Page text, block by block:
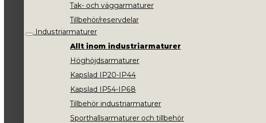
Tak- och väggarmaturer
Tillbehör/reservdelar
Industriarmaturer
Allt inom industriarmaturer
Höghöjdsarmaturer
Kapslad IP20-IP44
Kapslad IP54-IP68
Tillbehör industriarmaturer
Sporthallsarmaturer och tillbehör